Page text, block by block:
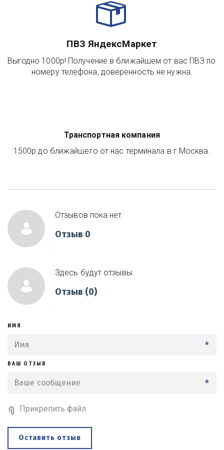
ПВЗ ЯндексМаркет
Выгодно 1000р! Получение в ближайшем от вас ПВЗ по
номеру телефона, доверенность не нужна.
Транспортная компания
1500р до ближайшего от нас терминала в г.Москва.
Отзыв 0
.
Отзывов пока нет
Отзыв (0)
.
Здесь будут отзывы.
ИМЯ
*
ВАШ ОТЗЫВ
*
Прикрепить файл
Оставить отзыв